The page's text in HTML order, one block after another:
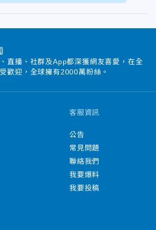
直播、社群及App都深獲網友喜愛，在全
歡迎，全球擁有2000萬粉絲。
客服資訊
公告
常見問題
聯絡我們
我要爆料
我要投稿